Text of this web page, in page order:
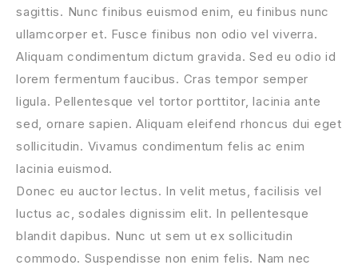
sagittis. Nunc finibus euismod enim, eu finibus nunc
ullamcorper et. Fusce finibus non odio vel viverra.
Aliquam condimentum dictum gravida. Sed eu odio id
lorem fermentum faucibus. Cras tempor semper
ligula. Pellentesque vel tortor porttitor, lacinia ante
sed, ornare sapien. Aliquam eleifend rhoncus dui eget
sollicitudin. Vivamus condimentum felis ac enim
lacinia euismod.
Donec eu auctor lectus. In velit metus, facilisis vel
luctus ac, sodales dignissim elit. In pellentesque
blandit dapibus. Nunc ut sem ut ex sollicitudin
commodo. Suspendisse non enim felis. Nam nec